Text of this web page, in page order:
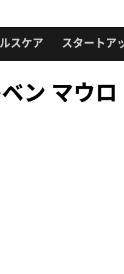
スケア スタートア
ン マウ